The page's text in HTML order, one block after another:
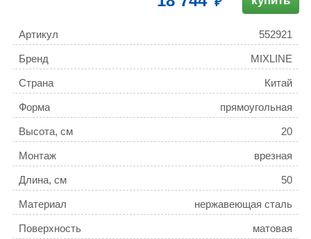
Артикул 552921
Бренд MIXLINE
Страна Китай
Форма прямоугольная
Высота, см 20
Монтаж врезная
Длина, см 50
Материал нержавеющая сталь
Поверхность матовая